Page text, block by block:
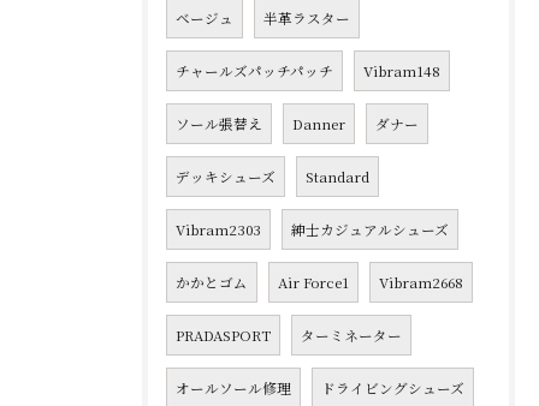
ベージュ 半革ラスター
チャールズパッチパッチ Vibram148
ソール張替え Danner ダナー
デッキシューズ Standard
Vibram2303 紳士カジュアルシューズ
かかとゴム Air Force1 Vibram2668
PRADASPORT ターミネーター
オールソール修理 ドライビングシューズ